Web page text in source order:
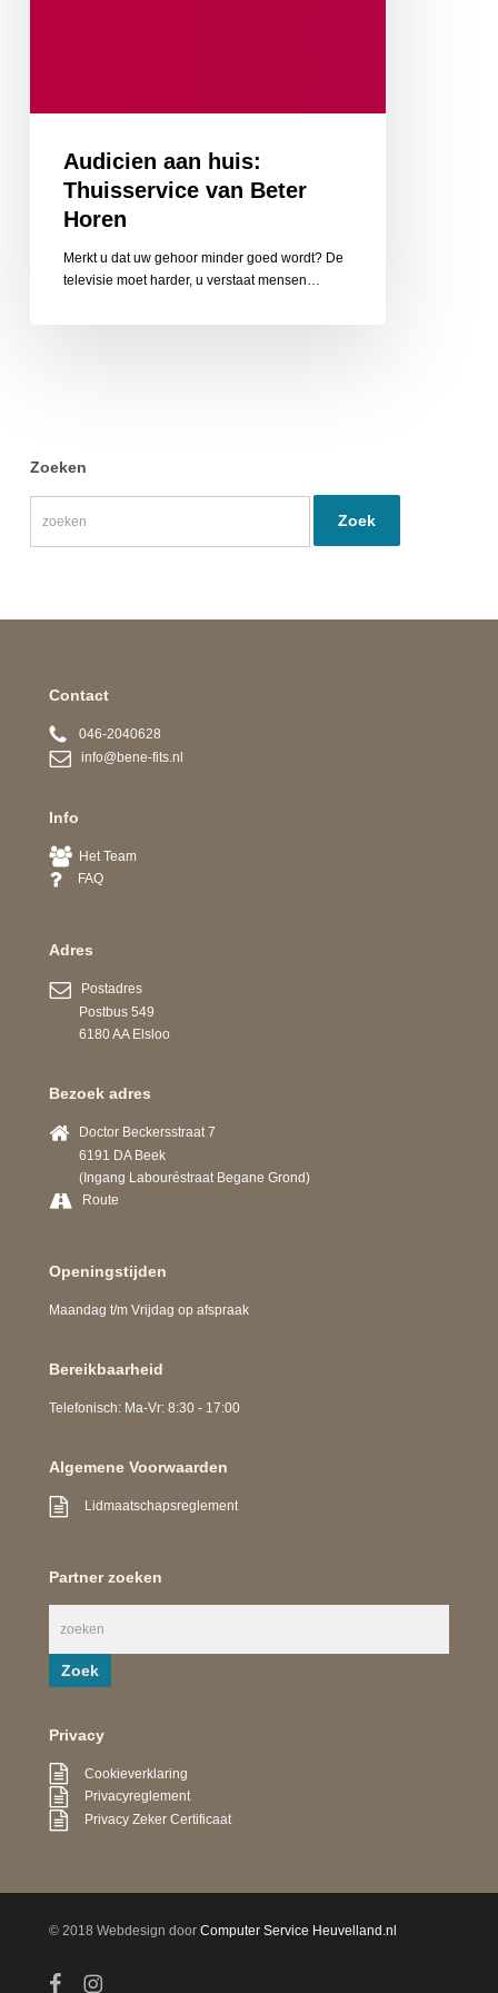
Audicien aan huis:
Thuisservice van Beter
Horen
Merkt u dat uw gehoor minder goed wordt? De
televisie moet harder, u verstaat mensen…
Zoeken
Contact
046-2040628
info@bene-fits.nl
Info
Het Team
FAQ
Adres
Postadres
Postbus 549
6180 AA Elsloo
Bezoek adres
Doctor Beckersstraat 7
6191 DA Beek
(Ingang Labouréstraat Begane Grond)
Route
Openingstijden
Maandag t/m Vrijdag op afspraak
Bereikbaarheid
Telefonisch: Ma-Vr: 8:30 - 17:00
Algemene Voorwaarden
Lidmaatschapsreglement
Partner zoeken
Privacy
Cookieverklaring
Privacyreglement
Privacy Zeker Certificaat
© 2018 Webdesign doorComputer Service Heuvelland.nl
facebookinstagram